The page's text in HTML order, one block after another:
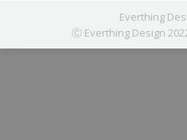
Everthing
Ⓒ Everthing Design